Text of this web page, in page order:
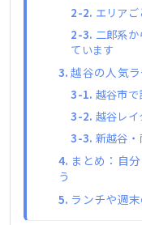
エリア
二郎系
ています
越谷の人気
越谷市で
越谷レイ
新越谷
まとめ：自
う
ランチや週